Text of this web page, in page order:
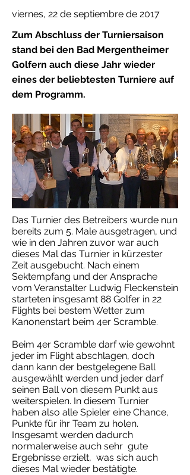
viernes, 22 de septiembre de 2017
Zum Abschluss der Turniersaison
stand bei den Bad Mergentheimer
Golfern auch diese Jahr wieder
eines der beliebtesten Turniere auf
dem Programm.
Das Turnier des Betreibers wurde nun
bereits zum 5. Male ausgetragen, und
wie in den Jahren zuvor war auch
dieses Mal das Turnier in kürzester
Zeit ausgebucht. Nach einem
Sektempfang und der Ansprache
vom Veranstalter Ludwig Fleckenstein
starteten insgesamt 88 Golfer in 22
Flights bei bestem Wetter zum
Kanonenstart beim 4er Scramble.
Beim 4er Scramble darf wie gewohnt
jeder im Flight abschlagen, doch
dann kann der bestgelegene Ball
ausgewählt werden und jeder darf
seinen Ball von diesem Punkt aus
weiterspielen. In diesem Turnier
haben also alle Spieler eine Chance,
Punkte für ihr Team zu holen.
Insgesamt werden dadurch
normalerweise auch sehr gute
Ergebnisse erzielt, was sich auch
dieses Mal wieder bestätigte.